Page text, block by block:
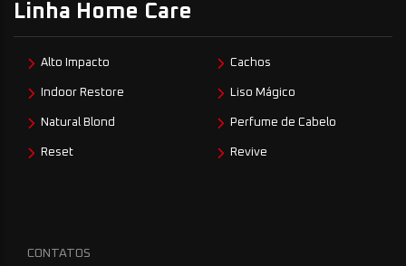
Linha Home Care
Alto Impacto Cachos
Indoor Restore Liso Mágico
Natural Blond Perfume de Cabelo
Reset Revive
CONTATOS